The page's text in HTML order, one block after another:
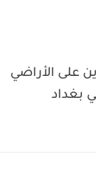
على الأراضي
بغداد